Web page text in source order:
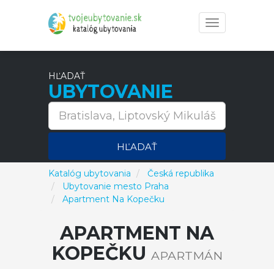
Toggle
navigation
HĽADAŤ
UBYTOVANIE
HĽADAŤ
Katalóg ubytovania
Česká republika
Ubytovanie mesto Praha
Apartment Na Kopečku
APARTMENT NA
KOPEČKU APARTMÁN